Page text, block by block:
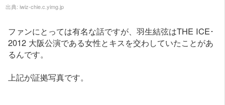
出典: iwiz-chie.c.yimg.jp
ファンにとっては有名な話ですが、羽生結弦はTHE ICE･
2012 大阪公演である女性とキスを交わしていたことがあ
るんです。
上記が証拠写真です。